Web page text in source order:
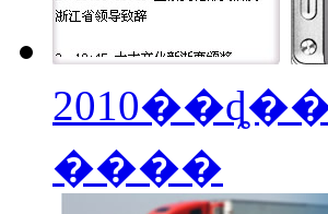
����